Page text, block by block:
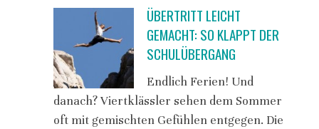
ÜBERTRITT LEICHT
GEMACHT: SO KLAPPT DER
SCHULÜBERGANG
Endlich Ferien! Und
danach? Viertklässler sehen dem Sommer
oft mit gemischten Gefühlen entgegen. Die